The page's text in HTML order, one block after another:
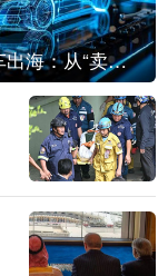
中国汽车出海：从“卖出去”到“走进去”